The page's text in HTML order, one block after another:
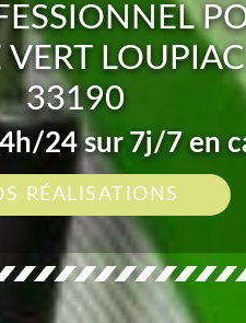
VERT
33190
24 sur 7j/7 en
RÉALISATIONS